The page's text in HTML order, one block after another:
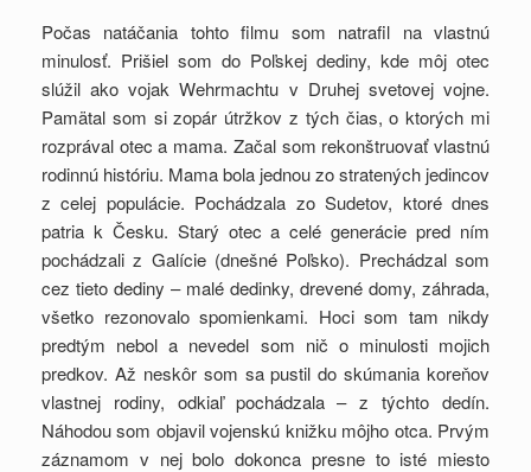
Počas natáčania tohto filmu som natrafil na vlastnú
minulosť. Prišiel som do Poľskej dediny, kde môj otec
slúžil ako vojak Wehrmachtu v Druhej svetovej vojne.
Pamätal som si zopár útržkov z tých čias, o ktorých mi
rozprával otec a mama. Začal som rekonštruovať vlastnú
rodinnú históriu. Mama bola jednou zo stratených jedincov
z celej populácie. Pochádzala zo Sudetov, ktoré dnes
patria k Česku. Starý otec a celé generácie pred ním
pochádzali z Galície (dnešné Poľsko). Prechádzal som
cez tieto dediny – malé dedinky, drevené domy, záhrada,
všetko rezonovalo spomienkami. Hoci som tam nikdy
predtým nebol a nevedel som nič o minulosti mojich
predkov. Až neskôr som sa pustil do skúmania koreňov
vlastnej rodiny, odkiaľ pochádzala – z týchto dedín.
Náhodou som objavil vojenskú knižku môjho otca. Prvým
záznamom v nej bolo dokonca presne to isté miesto